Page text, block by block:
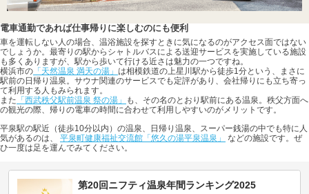
電車通勤であれば仕事帰りに楽しむのにも便利
車を運転しない人の場合、温浴施設を探すときに気になるのがアクセス面ではない
でしょうか。最寄りの駅からシャトルバスによる送迎サービスを実施している施設
も多くありますが、駅から歩いて行ける近さは魅力の一つですね。
横浜市の 「天然温泉 満天の湯」 は相模鉄道の上星川駅から徒歩1分という、まさに
駅前の日帰り温泉。サウナ関連のサービスでも定評があり、会社帰りにも立ち寄っ
て利用する人もみられます。
また 「西武秩父駅前温泉 祭の湯」
も、その名のとおり駅前にある温泉。秩父方面へ
の観光の際、帰りの電車の時間に合わせて利用しやすいのがメリットです。
平泉駅の駅近（徒歩10分以内）の温泉、日帰り温泉、スーパー銭湯の中でも特に人
気があるのは、 平泉町健康福祉交流館「悠久の湯平泉温泉」
などの施設です。ぜ
ひ一度は足を運んでみてください。
第20回ニフティ温泉年間ランキング2025